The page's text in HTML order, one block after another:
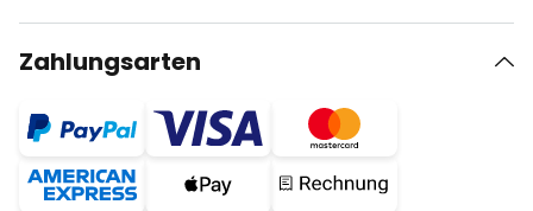
Zahlungsarten